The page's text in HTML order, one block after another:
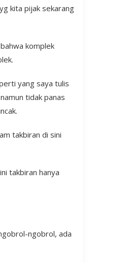
kita pijak sekarang
komplek
yang saya tulis
tidak panas
takbiran di sini
takbiran hanya
ngobrol, ada